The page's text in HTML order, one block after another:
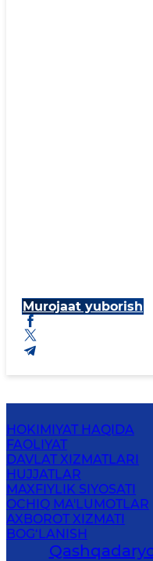
Murojaat yuborish
HOKIMIYAT HAQIDA
FAOLIYAT
DAVLAT XIZMATLARI
HUJJATLAR
MAXFIYLIK SIYOSATI
OCHIQ MA'LUMOTLAR
AXBOROT XIZMATI
BOG‘LANISH